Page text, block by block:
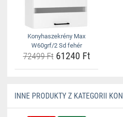
Konyhaszekrény Max
W60grf/2 Sd fehér
72499 Ft61240 Ft
INNE PRODUKTY Z KATEGORII